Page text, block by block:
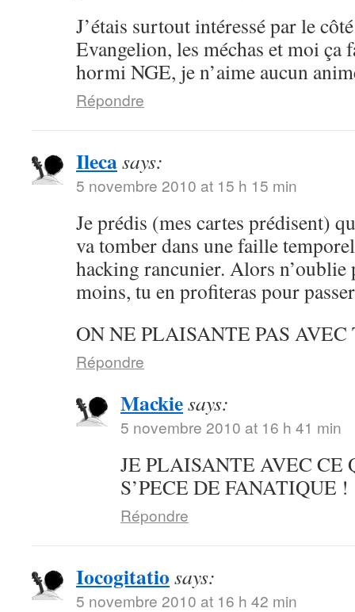
J’étais surtout intéressé par le
Evangelion, les méchas et moi
hormi NGE, je n’aime aucun
Répondre
Ilecasays:
5 novembre 2010 at 15 h 15 min
Je prédis (mes cartes prédisent)
va tomber dans une faille
hacking rancunier. Alors n’oublie
moins, tu en profiteras pour
ON NE PLAISANTE PAS
Répondre
Mackiesays:
5 novembre 2010 at 16 h 41 min
JE PLAISANTE AVEC CE
S’PECE DE FANATIQUE !
Répondre
Iocogitatio says:
5 novembre 2010 at 16 h 42 min